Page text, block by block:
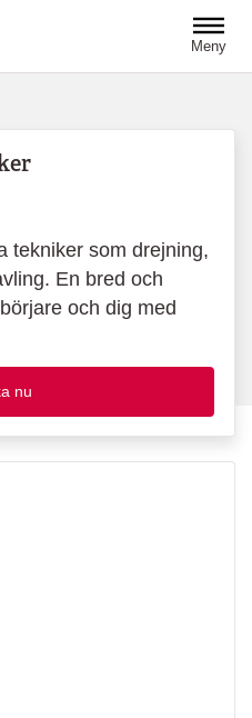
Meny
tekniker som drejning,
En bred och
och dig med
nu